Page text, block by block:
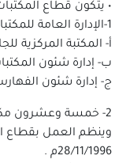
• يتكون قطاع
1-الإدارة العامة للمكتبات الجامعية ويتبعها مايلى :-
أ- المكتبة المركزية
ب- إدارة شئون
ج- إدارة شئون
2- خمسة وعشرون مكتبة كلية ومعهد بقنا والغردقــة .
28/11/1996م .